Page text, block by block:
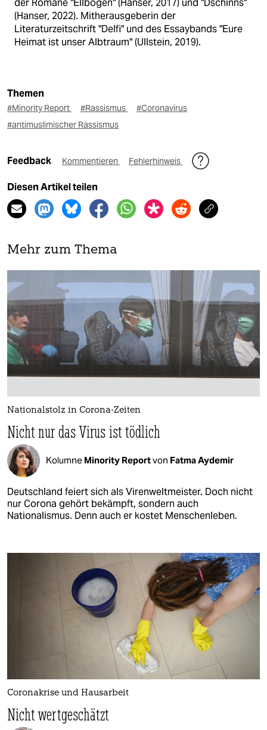
(Hanser, 2022). Mitherausgeberin der
Literaturzeitschrift "Delfi" und des Essaybands "Eure
Heimat ist unser Albtraum" (Ullstein, 2019).
Themen
#Minority Report #Rassismus
#Coronavirus
#antimuslimischer Rassismus
Feedback Kommentieren Fehlerhinweis
Diesen Artikel teilen
Mehr zum Thema
Nationalstolz in Corona-Zeiten
Nicht nur das Virus ist tödlich
Kolumne Minority Reportvon Fatma Aydemir
Deutschland feiert sich als Virenweltmeister. Doch nicht
nur Corona gehört bekämpft, sondern auch
Nationalismus. Denn auch er kostet Menschenleben.
Coronakrise und Hausarbeit
Nicht wertgeschätzt